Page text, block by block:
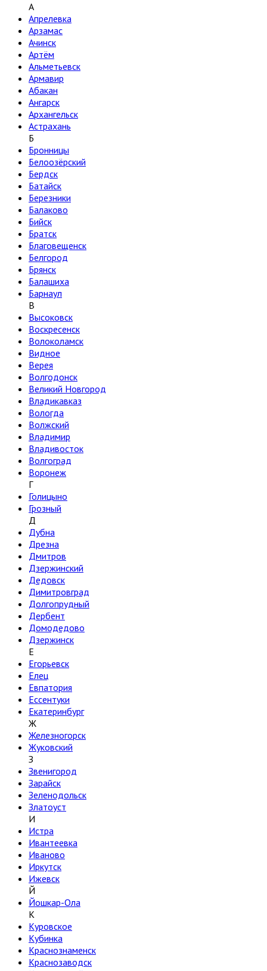
A
Апрелевка
Арзамас
Ачинск
Артём
Альметьевск
Армавир
Абакан
Ангарск
Архангельск
Астрахань
Б
Бронницы
Белоозёрский
Бердск
Батайск
Березники
Балаково
Бийск
Братск
Благовещенск
Белгород
Брянск
Балашиха
Барнаул
В
Высоковск
Воскресенск
Волоколамск
Видное
Верея
Волгодонск
Великий Новгород
Владикавказ
Вологда
Волжский
Владимир
Владивосток
Волгоград
Воронеж
Г
Голицыно
Грозный
Д
Дубна
Дрезна
Дмитров
Дзержинский
Дедовск
Димитровград
Долгопрудный
Дербент
Домодедово
Дзержинск
Е
Егорьевск
Елец
Евпатория
Ессентуки
Екатеринбург
Ж
Железногорск
Жуковский
З
Звенигород
Зарайск
Зеленодольск
Златоуст
И
Истра
Ивантеевка
Иваново
Иркутск
Ижевск
Й
Йошкар-Ола
К
Куровское
Кубинка
Краснознаменск
Краснозаводск